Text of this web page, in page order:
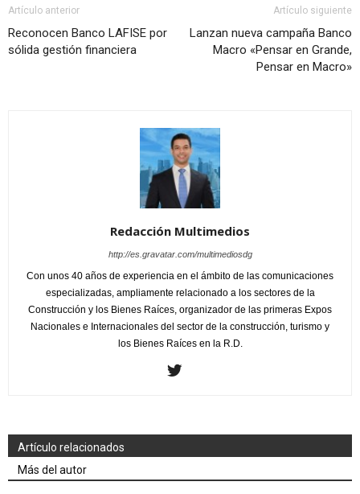
Artículo anterior
Reconocen Banco LAFISE por
sólida gestión financiera
Artículo siguiente
Lanzan nueva campaña Banco
Macro «Pensar en Grande,
Pensar en Macro»
Redacción Multimedios
http://es.gravatar.com/multimediosdg
Con unos 40 años de experiencia en el ámbito de las comunicaciones
especializadas, ampliamente relacionado a los sectores de la
Construcción y los Bienes Raíces, organizador de las primeras Expos
Nacionales e Internacionales del sector de la construcción, turismo y
los Bienes Raíces en la R.D.
Artículo relacionados
Más del autor